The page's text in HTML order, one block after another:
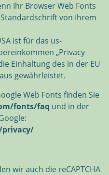
Ihr Browser Web Fonts
von Ihrem
ist für das us-
„Privacy
Einhaltung des in der EU
gewährleistet.
Web Fonts finden Sie
fonts/faq und in der
privacy/
wir auch die reCAPTCHA